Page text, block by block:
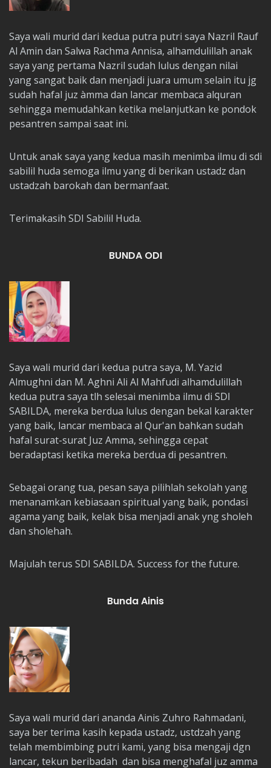
Saya wali murid dari kedua putra putri saya Nazril Rauf
Al Amin dan Salwa Rachma Annisa, alhamdulillah anak
saya yang pertama Nazril sudah lulus dengan nilai
yang sangat baik dan menjadi juara umum selain itu jg
sudah hafal juz àmma dan lancar membaca alquran
sehingga memudahkan ketika melanjutkan ke pondok
pesantren sampai saat ini.
Untuk anak saya yang kedua masih menimba ilmu di sdi
sabilil huda semoga ilmu yang di berikan ustadz dan
ustadzah barokah dan bermanfaat.
Terimakasih SDI Sabilil Huda.
BUNDA ODI
Saya wali murid dari kedua putra saya, M. Yazid
Almughni dan M. Aghni Ali Al Mahfudi alhamdulillah
kedua putra saya tlh selesai menimba ilmu di SDI
SABILDA, mereka berdua lulus dengan bekal karakter
yang baik, lancar membaca al Qur'an bahkan sudah
hafal surat-surat Juz Amma, sehingga cepat
beradaptasi ketika mereka berdua di pesantren.
Sebagai orang tua, pesan saya pilihlah sekolah yang
menanamkan kebiasaan spiritual yang baik, pondasi
agama yang baik, kelak bisa menjadi anak yng sholeh
dan sholehah.
Majulah terus SDI SABILDA. Success for the future.
Bunda Ainis
Saya wali murid dari ananda Ainis Zuhro Rahmadani,
saya ber terima kasih kepada ustadz, ustdzah yang
telah membimbing putri kami, yang bisa mengaji dgn
lancar, tekun beribadah dan bisa menghafal juz amma